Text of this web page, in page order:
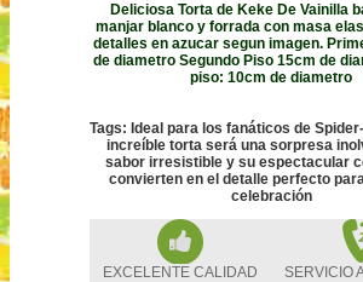
Deliciosa Torta de Keke De Vainilla
manjar blanco y forrada con masa
detalles en azucar segun imagen.
de diametro Segundo Piso 15cm de
piso: 10cm de diametro
Tags: Ideal para los fanáticos de
increíble torta será una sorpresa
sabor irresistible y su espectacular
convierten en el detalle perfecto
celebración
EXCELENTE CALIDAD
SERVICIO